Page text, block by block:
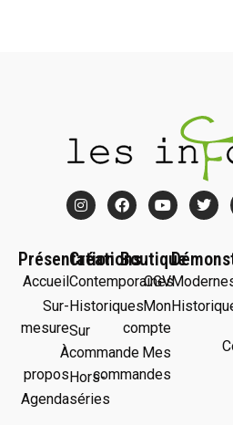
Présentation
Accueil
Sur-
mesure
À
propos
Agenda
Créations
Contemporaines
Historiques
Sur
commande
Hors-
séries
Boutique
CGV
Mon
compte
Mes
commandes